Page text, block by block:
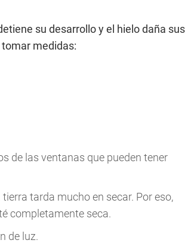
su desarrollo y el hielo daña sus
medidas:
de las ventanas que pueden tener
tierra tarda mucho en secar. Por eso,
completamente seca.
de luz.